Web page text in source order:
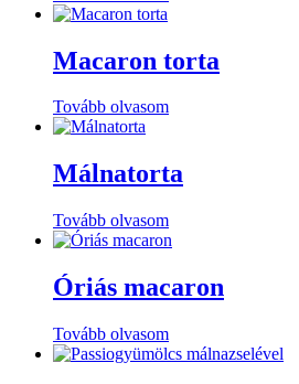
Macaron torta
Tovább olvasom
Málnatorta
Tovább olvasom
Óriás macaron
Tovább olvasom